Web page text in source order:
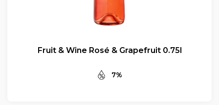
Fruit & Wine Rosé & Grapefruit 0.75l
7%